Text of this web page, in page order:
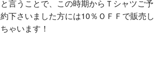
と言うことで、この時期からＴシャツご予
約下さいました方には10％ＯＦＦで販売し
ちゃいます！